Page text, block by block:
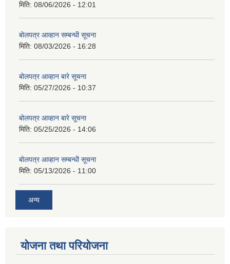
मिति: 08/06/2026 - 12:01
बोलपत्र आव्हान सम्बन्धी सूचना
मिति: 08/03/2026 - 16:28
बोलपत्र आव्हान बारे सूचना
मिति: 05/27/2026 - 10:37
बोलपत्र आव्हान बारे सूचना
मिति: 05/25/2026 - 14:06
बोलपत्र आव्हान सम्बन्धी सूचना
मिति: 05/13/2026 - 11:00
अन्य
योजना तथा परियोजना